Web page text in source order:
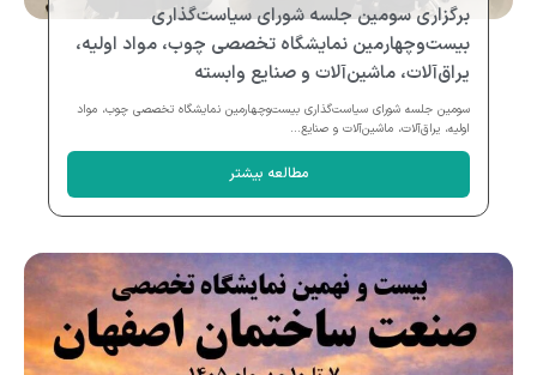
برگزاری سومین جلسه شورای سیاست‌گذاری
بیست‌وچهارمین نمایشگاه تخصصی چوب، مواد اولیه،
یراق‌آلات، ماشین‌آلات و صنایع وابسته
سومین جلسه شورای سیاست‌گذاری بیست‌وچهارمین نمایشگاه تخصصی چوب، مواد
اولیه، یراق‌آلات، ماشین‌آلات و صنایع...
مطالعه بیشتر